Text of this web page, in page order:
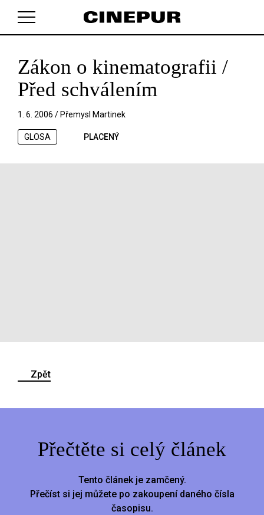
V košíku zatím nemáte žádné položky.
Zákon o kinematografii /
Před schválením
1. 6. 2006 / Přemysl Martinek
GLOSA PLACENÝ
Zpět
Přečtěte si celý článek
Tento článek je zamčený.
Přečíst si jej můžete po zakoupení daného čísla
časopisu.